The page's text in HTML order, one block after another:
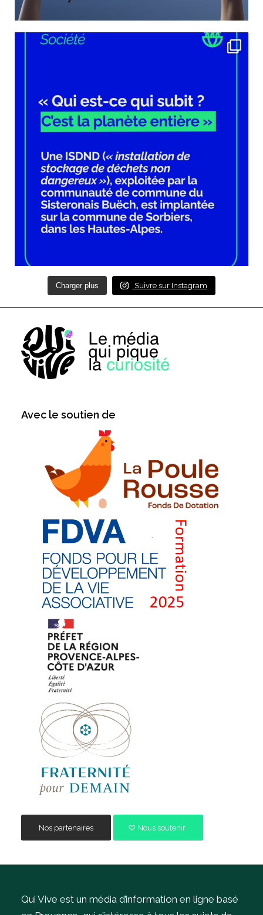
Charger plus Suivre sur Instagram
Avec le soutien de
Nos partenaires Nous soutenir
Qui Vive est un média d’information en ligne basé